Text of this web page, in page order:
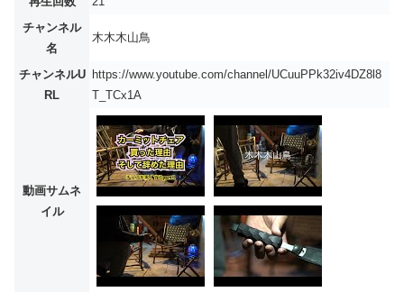
チャンネル
名
木木木山鳥
チャンネルU
RL
https://www.youtube.com/channel/UCuuPPk32iv4DZ8l8
T_TCx1A
動画サムネ
イル